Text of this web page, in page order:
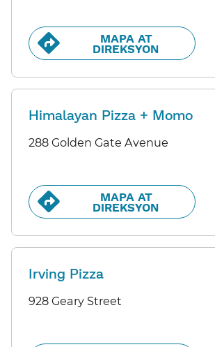
MAPA AT
DIREKSYON​​
Himalayan Pizza + Momo
288 Golden Gate Avenue
MAPA AT
DIREKSYON​​
Irving Pizza
928 Geary Street